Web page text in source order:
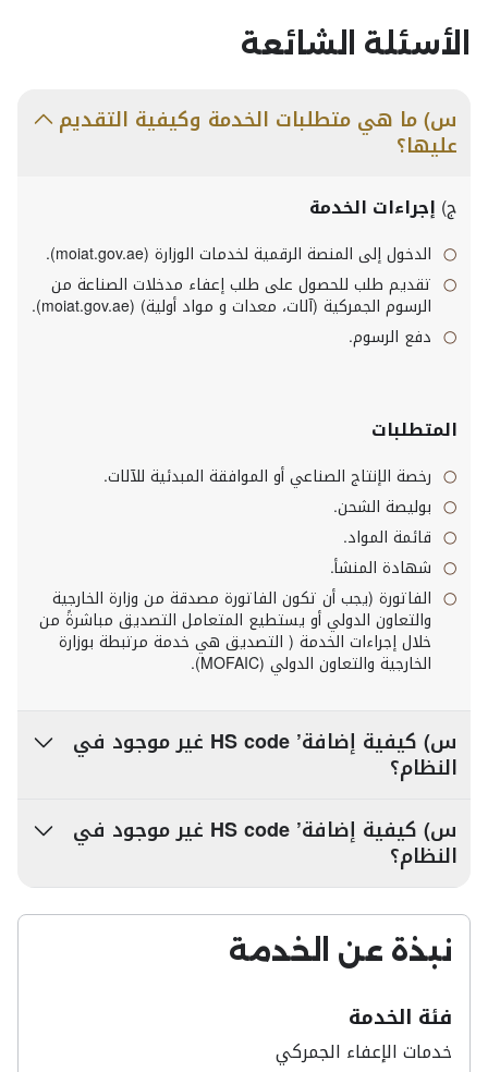
الأسئلة الشائعة
س) ما هي متطلبات الخدمة وكيفية التقديم
عليها؟
ج) إجراءات الخدمة
الدخول إلى المنصة الرقمية لخدمات الوزارة (moiat.gov.ae).
تقديم طلب للحصول على طلب إعفاء مدخلات الصناعة من
الرسوم الجمركية (آلات، معدات و مواد أولية) (moiat.gov.ae).
دفع الرسوم.
المتطلبات
رخصة الإنتاج الصناعي أو الموافقة المبدئية للآلات.
بوليصة الشحن.
قائمة المواد.
شهادة المنشأ.
الفاتورة (يجب أن تكون الفاتورة مصدقة من وزارة الخارجية
والتعاون الدولي أو يستطيع المتعامل التصديق مباشرةً من
خلال إجراءات الخدمة ( التصديق هي خدمة مرتبطة بوزارة
الخارجية والتعاون الدولي (MOFAIC).
س) كيفية إضافة’ HS code غير موجود في
النظام؟
س) كيفية إضافة’ HS code غير موجود في
النظام؟
نبذة عن الخدمة
فئة الخدمة
خدمات​ الإعفاء الجمركي